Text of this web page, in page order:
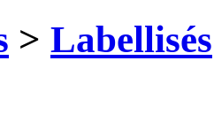
> Labellisés